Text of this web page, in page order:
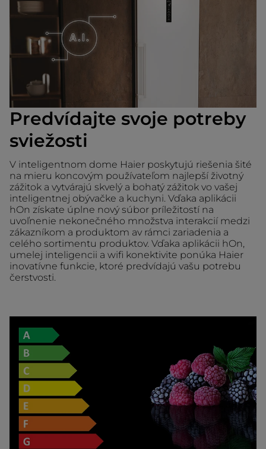
Predvídajte svoje potreby
sviežosti
V inteligentnom dome Haier poskytujú riešenia šité
na mieru koncovým používateľom najlepší životný
zážitok a vytvárajú skvelý a bohatý zážitok vo vašej
inteligentnej obývačke a kuchyni. Vďaka aplikácii
hOn získate úplne nový súbor príležitostí na
uvoľnenie nekonečného množstva interakcií medzi
zákazníkom a produktom av rámci zariadenia a
celého sortimentu produktov. Vďaka aplikácii hOn,
umelej inteligencii a wifi konektivite ponúka Haier
inovatívne funkcie, ktoré predvídajú vašu potrebu
čerstvosti.